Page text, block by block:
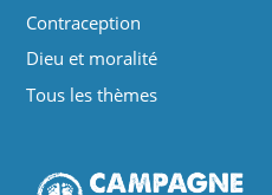
Contraception
Dieu et moralité
Tous les thèmes